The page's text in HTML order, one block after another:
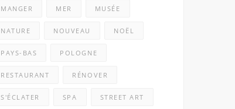
MANGER MER MUSÉE
NATURE NOUVEAU NOËL
PAYS-BAS POLOGNE
RESTAURANT RÉNOVER
S'ÉCLATER SPA STREET ART